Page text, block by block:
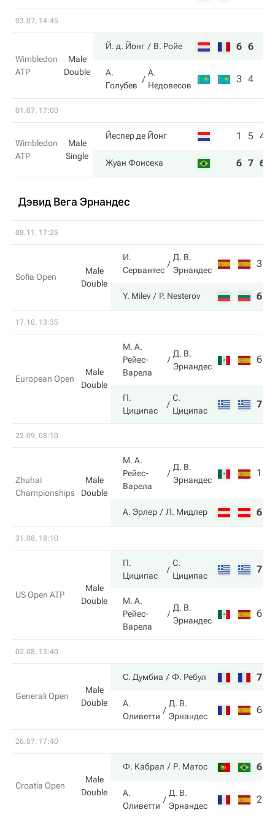
03.07, 14:45
Wimbledon
ATP
Male
Double
Й. д. Йонг В. Ройе 6 6
А.
Голубев
А.
Недовесов
3 4
01.07, 17:00
Wimbledon
ATP
Male
Single
Йеспер де Йонг 1 5 4
Жуан Фонсека 6 7 6
Дэвид Вега Эрнандес
08.11, 17:25
Sofia Open
Male
Double
И.
Сервантес
Д. В.
Эрнандес
3
Y. Milev P. Nesterov 6
17.10, 13:35
European Open
Male
Double
М. А.
Рейес-
Варела
Д. В.
Эрнандес
6
П.
Циципас
С.
Циципас
7
22.09, 08:10
Zhuhai
Championships
Male
Double
М. А.
Рейес-
Варела
Д. В.
Эрнандес
1
А. Эрлер Л. Мидлер 6
31.08, 18:10
US Open ATP
Male
Double
П.
Циципас
С.
Циципас
7
М. А.
Рейес-
Варела
Д. В.
Эрнандес
6
02.08, 13:40
Generali Open
Male
Double
С. Думбиа Ф. Ребул 7
А.
Оливетти
Д. В.
Эрнандес
6
26.07, 17:40
Croatia Open
Male
Double
Ф. Кабрал Р. Матос 6
А.
Оливетти
Д. В.
Эрнандес
2